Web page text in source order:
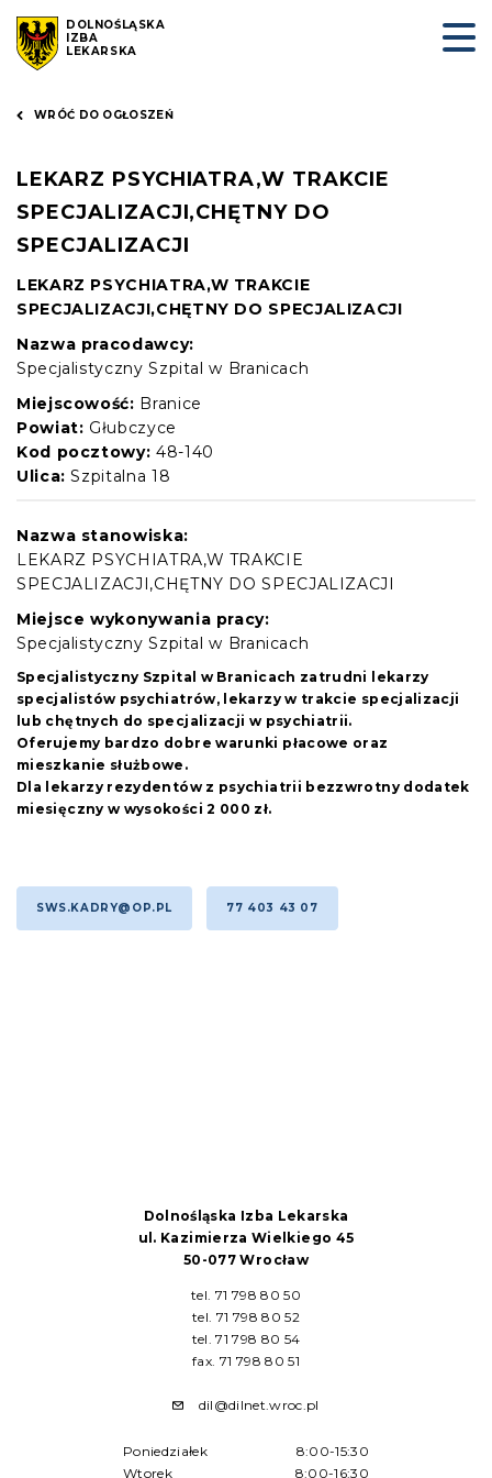
DOLNOŚLĄSKA
IZBA
LEKARSKA
WRÓĆ DO OGŁOSZEŃ
LEKARZ PSYCHIATRA,W TRAKCIE
SPECJALIZACJI,CHĘTNY DO
SPECJALIZACJI
LEKARZ PSYCHIATRA,W TRAKCIE
SPECJALIZACJI,CHĘTNY DO SPECJALIZACJI
Nazwa pracodawcy:
Specjalistyczny Szpital w Branicach
Miejscowość: Branice
Powiat: Głubczyce
Kod pocztowy: 48-140
Ulica: Szpitalna 18
Nazwa stanowiska:
LEKARZ PSYCHIATRA,W TRAKCIE
SPECJALIZACJI,CHĘTNY DO SPECJALIZACJI
Miejsce wykonywania pracy:
Specjalistyczny Szpital w Branicach
Specjalistyczny Szpital w Branicach zatrudni lekarzy
specjalistów psychiatrów, lekarzy w trakcie specjalizacji
lub chętnych do specjalizacji w psychiatrii.
Oferujemy bardzo dobre warunki płacowe oraz
mieszkanie służbowe.
Dla lekarzy rezydentów z psychiatrii bezzwrotny dodatek
miesięczny w wysokości 2 000 zł.
SWS.KADRY@OP.PL 77 403 43 07
Dolnośląska Izba Lekarska
ul. Kazimierza Wielkiego 45
50-077 Wrocław
tel. 71 798 80 50
tel. 71 798 80 52
tel. 71 798 80 54
fax. 71 798 80 51
dil@dilnet.wroc.pl
Poniedziałek
8:00-15:30
Wtorek
8:00-16:30